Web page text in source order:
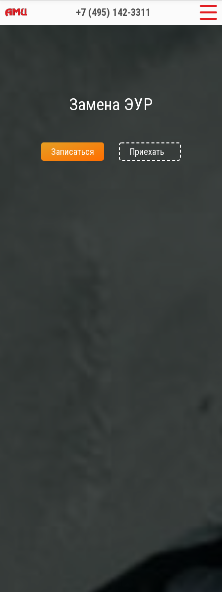
+7 (495) 142-3311
Замена ЭУР
Записаться Приехать